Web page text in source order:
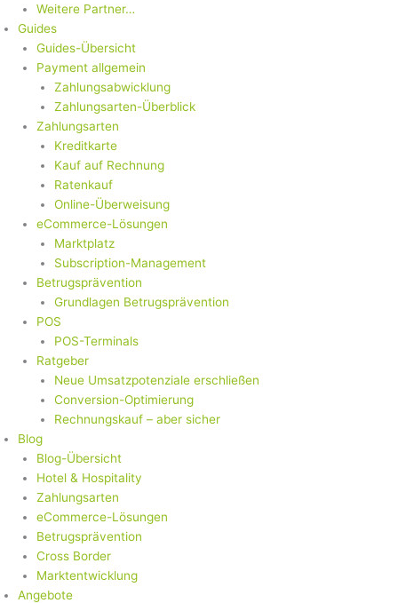
Weitere Partner…
Guides
Guides-Übersicht
Payment allgemein
Zahlungsabwicklung
Zahlungsarten-Überblick
Zahlungsarten
Kreditkarte
Kauf auf Rechnung
Ratenkauf
Online-Überweisung
eCommerce-Lösungen
Marktplatz
Subscription-Management
Betrugsprävention
Grundlagen Betrugsprävention
POS
POS-Terminals
Ratgeber
Neue Umsatzpotenziale erschließen
Conversion-Optimierung
Rechnungskauf – aber sicher
Blog
Blog-Übersicht
Hotel & Hospitality
Zahlungsarten
eCommerce-Lösungen
Betrugsprävention
Cross Border
Marktentwicklung
Angebote